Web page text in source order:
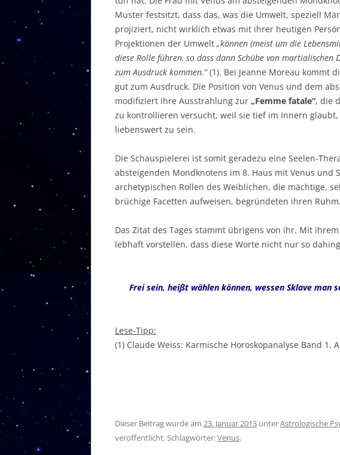
Muster festsitzt, dass das, was die Umwelt, speziell
projiziert, nicht wirklich etwas mit ihrer heutigen
Projektionen der Umwelt „können (meist um die
diese Rolle führen, so dass dann Schübe von
zum Ausdruck kommen.“(1). Bei Jeanne Moreau kommt
gut zum Ausdruck. Die Position von Venus und dem
modifiziert ihre Ausstrahlung zur „Femme fatale“, die
zu kontrollieren versucht, weil sie tief im Innern
liebenswert zu sein.
Die Schauspielerei ist somit geradezu eine Seelen-
absteigenden Mondknotens im 8. Haus mit Venus und
archetypischen Rollen des Weiblichen, die mächtige,
brüchige Facetten aufweisen, begründeten ihren Ruhm.
Das Zitat des Tages stammt übrigens von ihr. Mit
lebhaft vorstellen, dass diese Worte nicht nur so
Frei sein, heißt wählen können, wessen Sklave man
Lese-Tipp:
(1) Claude Weiss: Karmische Horoskopanalyse Band 1,
Dieser Beitrag wurde am 23. Januar 2013 unterAstrologische
veröffentlicht. Schlagwörter:Venus.